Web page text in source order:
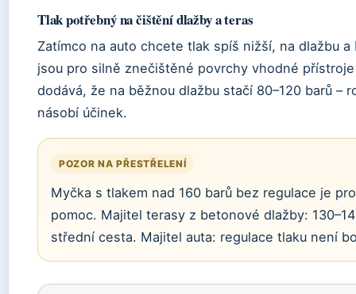
Tlak potřebný na čištění dlažby a teras
Zatímco na auto chcete tlak spíš nižší, na dlažbu
jsou pro silně znečištěné povrchy vhodné
dodává, že na běžnou dlažbu stačí 80–120 barů –
násobí účinek.
POZOR NA PŘESTŘELENÍ
Myčka s tlakem nad 160 barů bez regulace je
pomoc. Majitel terasy z betonové dlažby:
střední cesta. Majitel auta: regulace tlaku není